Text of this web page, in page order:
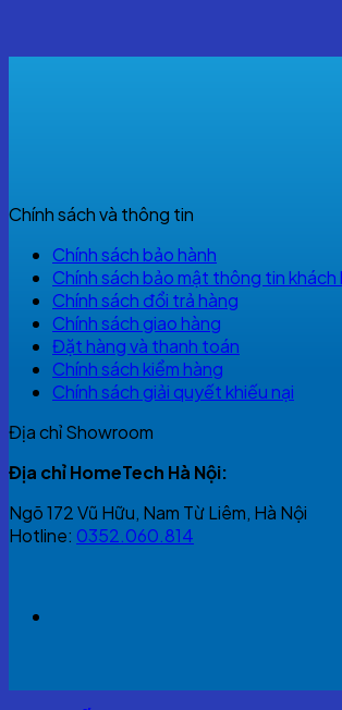
1.000.000
Chính sách và thông tin
Chính sách bảo hành
Chính sách bảo mật thông tin khách
Chính sách đổi trả hàng
Chính sách giao hàng
Đặt hàng và thanh toán
Chính sách kiểm hàng
Chính sách giải quyết khiếu nại
Địa chỉ Showroom
Địa chỉ HomeTech Hà Nội:
Ngõ 172 Vũ Hữu, Nam Từ Liêm, Hà Nội
Hotline: 0352.060.814